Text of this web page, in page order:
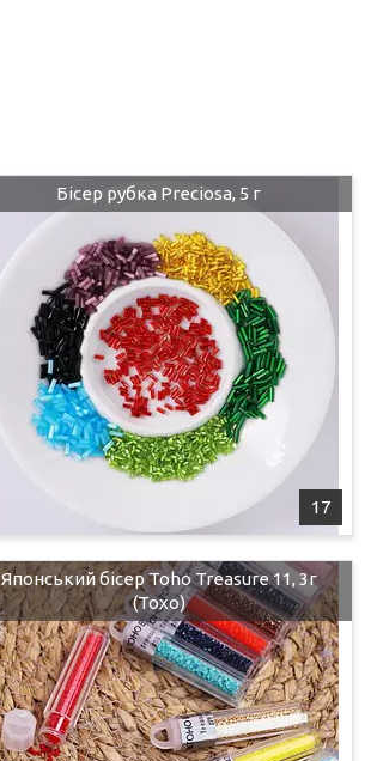
17
Бісер рубка Preciosa, 5 г
Японський бісер Toho Treasure 11, 3г
(Тохо)